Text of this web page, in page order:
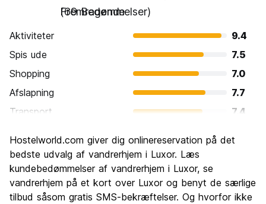
Fremragende
(69 Bedømmelser)
Aktiviteter
9.4
Spis ude
7.5
Shopping
7.0
Afslapning
7.7
Transport
7.4
Kultur
Fester
Værdi for pengene
8.9
Hostelworld.com giver dig onlinereservation på det
bedste udvalg af vandrerhjem i Luxor. Læs
kundebedømmelser af vandrerhjem i Luxor, se
vandrerhjem på et kort over Luxor og benyt de særlige
tilbud såsom gratis SMS-bekræftelser. Og hvorfor ikke